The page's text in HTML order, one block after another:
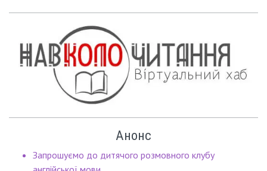
Анонс
Запрошуємо до дитячого розмовного клубу